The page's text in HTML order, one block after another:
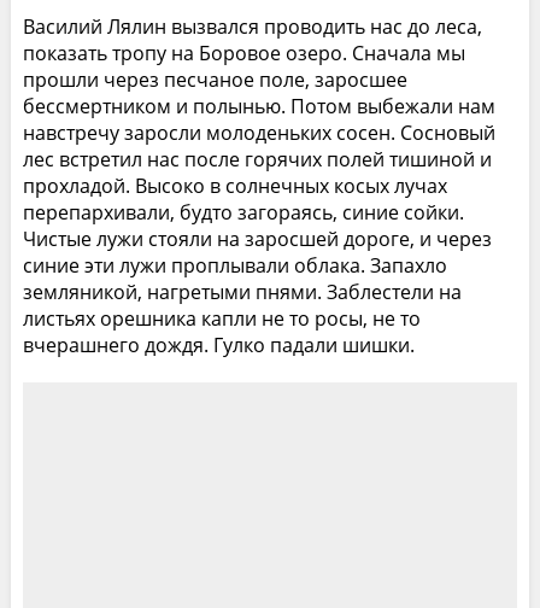
Василий Лялин вызвался проводить нас до леса,
показать тропу на Боровое озеро. Сначала мы
прошли через песчаное поле, заросшее
бессмертником и полынью. Потом выбежали нам
навстречу заросли молоденьких сосен. Сосновый
лес встретил нас после горячих полей тишиной и
прохладой. Высоко в солнечных косых лучах
перепархивали, будто загораясь, синие сойки.
Чистые лужи стояли на заросшей дороге, и через
синие эти лужи проплывали облака. Запахло
земляникой, нагретыми пнями. Заблестели на
листьях орешника капли не то росы, не то
вчерашнего дождя. Гулко падали шишки.